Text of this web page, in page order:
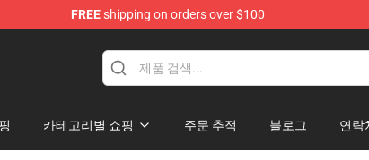
FREEshipping on orders over $100
Store
카테고리별 쇼핑 주문 추적 블로그 연락